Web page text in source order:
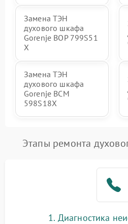
Замена ТЭН
духового шкафа
Gorenje BOP 799S51
X
Замена ТЭН
духового шкафа
Gorenje BCM
598S18X
Этапы ремонта
1. Диагностика